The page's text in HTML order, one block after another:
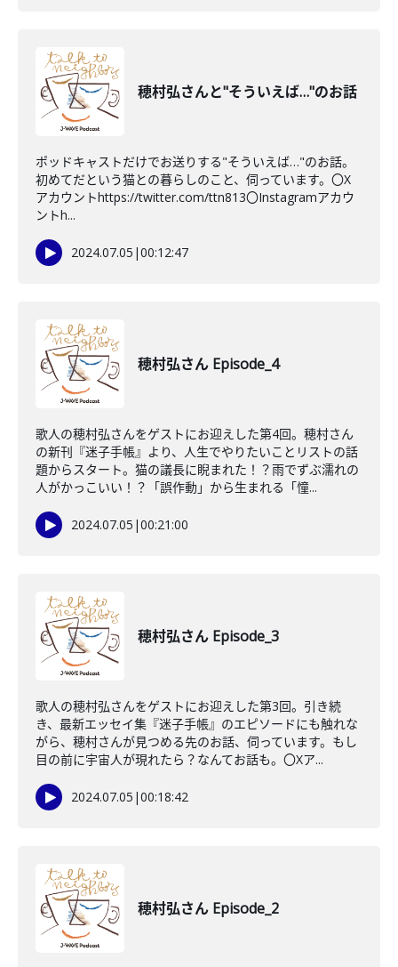
穂村弘さんと"そういえば…"のお話
ポッドキャストだけでお送りする"そういえば…"のお話。
初めてだという猫との暮らしのこと、伺っています。〇X
アカウントhttps://twitter.com/ttn813〇Instagramアカウ
ントh...
2024.07.05 |00:12:47
穂村弘さん Episode_4
歌人の穂村弘さんをゲストにお迎えした第4回。穂村さん
の新刊『迷子手帳』より、人生でやりたいことリストの話
題からスタート。猫の議長に睨まれた！？雨でずぶ濡れの
人がかっこいい！？「誤作動」から生まれる「憧...
2024.07.05 |00:21:00
穂村弘さん Episode_3
歌人の穂村弘さんをゲストにお迎えした第3回。引き続
き、最新エッセイ集『迷子手帳』のエピソードにも触れな
がら、穂村さんが見つめる先のお話、伺っています。もし
目の前に宇宙人が現れたら？なんてお話も。〇Xア...
2024.07.05 |00:18:42
穂村弘さん Episode_2